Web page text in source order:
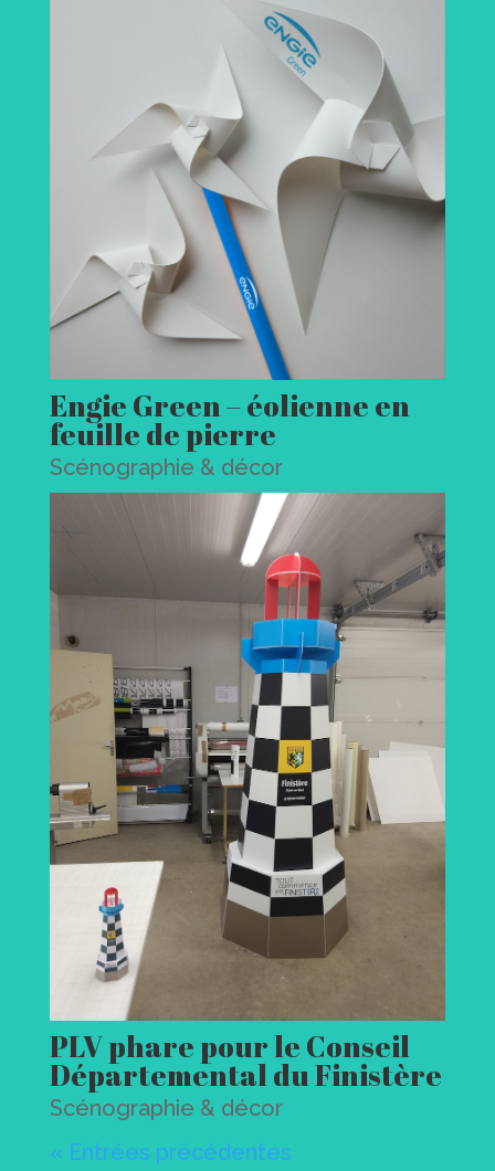
Engie Green – éolienne en
feuille de pierre
Scénographie & décor
PLV phare pour le Conseil
Départemental du Finistère
Scénographie & décor
« Entrées précédentes